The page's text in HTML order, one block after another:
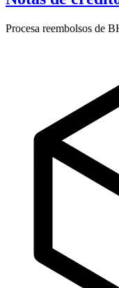
Procesa reembolsos de